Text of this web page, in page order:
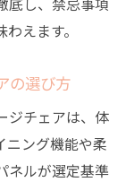
えます。
の選び方
ジチェアは、体
ニング機能や柔
ネルが選定基準